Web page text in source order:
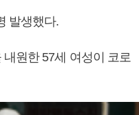
발생했다.
원한 57세 여성이 코로